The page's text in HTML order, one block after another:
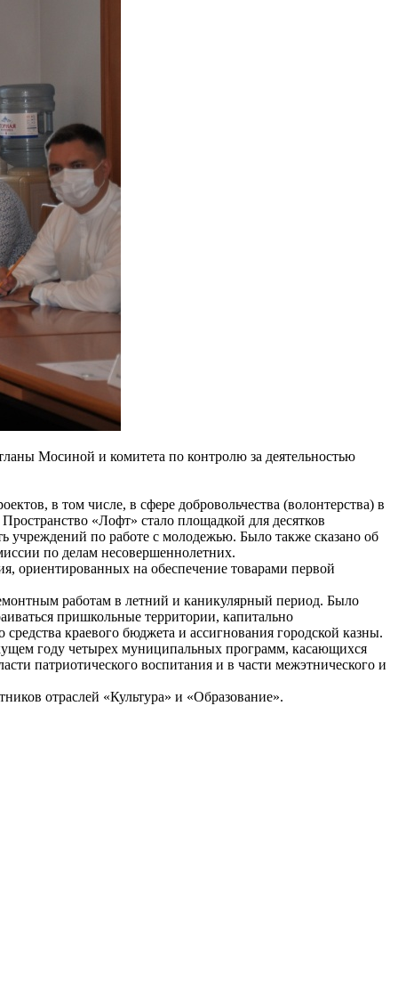
Мосиной и комитета по контролю за деятельностью
в том числе, в сфере добровольчества (волонтерства) в
«Лофт» стало площадкой для десятков
учреждений по работе с молодежью. Было также сказано об
по делам несовершеннолетних.
ориентированных на обеспечение товарами первой
работам в летний и каникулярный период. Было
пришкольные территории, капитально
краевого бюджета и ассигнования городской казны.
году четырех муниципальных программ, касающихся
патриотического воспитания и в части межэтнического и
отраслей «Культура» и «Образование».